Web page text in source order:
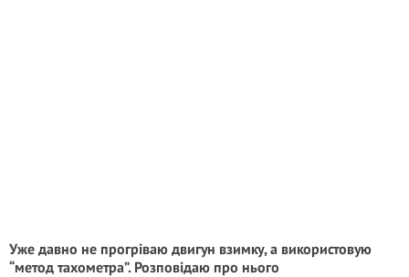
Уже давно не прогріваю двигун взимку, а використовую
“метод тахометра”. Розповідаю про нього